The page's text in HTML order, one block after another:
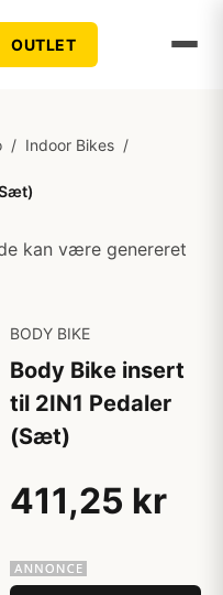
OUTLET
/ Indoor Bikes /
kan være genereret
BODY BIKE
Body Bike insert
til 2IN1 Pedaler
(Sæt)
411,25 kr